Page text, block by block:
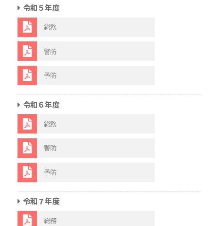
令和５年度
総務
警防
予防
令和６年度
総務
警防
予防
令和７年度
総務